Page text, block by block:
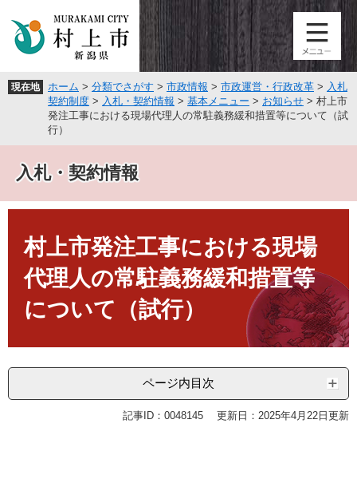
頭
飛現在地 ホーム > 分類でさがす > 市政情報 > 市政運営・行政改革 > 入札
契約制度 > 入札・契約情報 > 基本メニュー > お知らせ > 村上市
発注工事における現場代理人の常駐義務緩和措置等について（試
行）
入札・契約情報
村上市発注工事における現場
代理人の常駐義務緩和措置等
について（試行）
ページ内目次
記事ID：0048145 更新日：2025年4月22日更新